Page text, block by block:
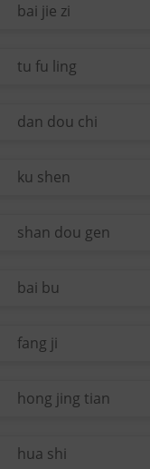
bai jie zi
tu fu ling
dan dou chi
ku shen
shan dou gen
bai bu
fang ji
hong jing tian
hua shi